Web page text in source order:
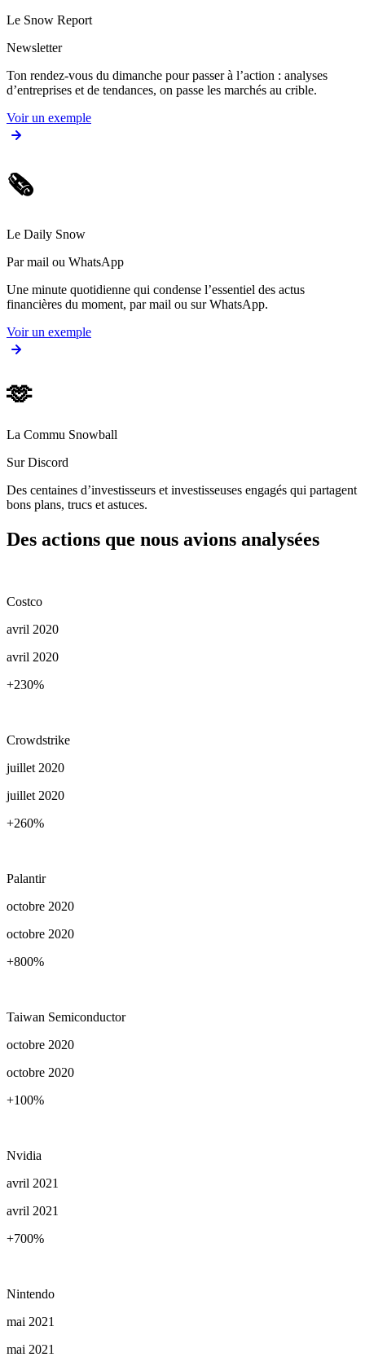
Le Snow Report
Newsletter
Ton rendez-vous du dimanche pour passer à l’action : analyses
d’entreprises et de tendances, on passe les marchés au crible.
Voir un exemple
🗞️
Le Daily Snow
Par mail ou WhatsApp
Une minute quotidienne qui condense l’essentiel des actus
financières du moment, par mail ou sur WhatsApp.
Voir un exemple
🫶
La Commu Snowball
Sur Discord
Des centaines d’investisseurs et investisseuses engagés qui partagent
bons plans, trucs et astuces.
Des actions que nous avions analysées
Costco
avril 2020
avril 2020
+230%
Crowdstrike
juillet 2020
juillet 2020
+260%
Palantir
octobre 2020
octobre 2020
+800%
Taiwan Semiconductor
octobre 2020
octobre 2020
+100%
Nvidia
avril 2021
avril 2021
+700%
Nintendo
mai 2021
mai 2021